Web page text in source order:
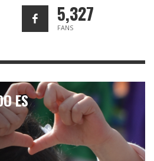
5,327
FANS
ES